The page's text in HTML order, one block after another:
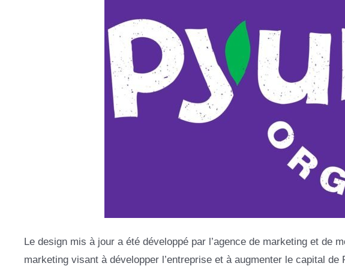
Le design mis à jour a été développé par l’agence de marketing et de
marketing visant à développer l’entreprise et à augmenter le capital